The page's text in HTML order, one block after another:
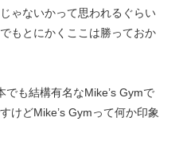
ゃないかって思われるぐらい
もとにかくここは勝っておか
も結構有名なMike’s Gymで
けどMike’s Gymって何か印象